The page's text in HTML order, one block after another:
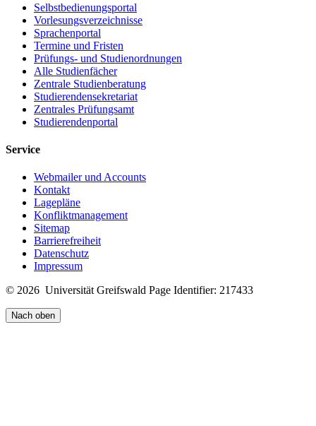
Selbstbedienungsportal
Vorlesungsverzeichnisse
Sprachenportal
Termine und Fristen
Prüfungs- und Studienordnungen
Alle Studienfächer
Zentrale Studienberatung
Studierendensekretariat
Zentrales Prüfungsamt
Studierendenportal
Service
Webmailer und Accounts
Kontakt
Lagepläne
Konfliktmanagement
Sitemap
Barrierefreiheit
Datenschutz
Impressum
© 2026 Universität Greifswald Page Identifier: 217433
Nach oben